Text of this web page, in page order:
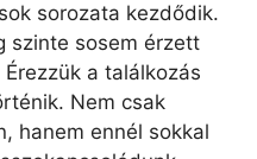
sorozata kezdődik.
szinte sosem érzett
a találkozás
Nem csak
hanem ennél sokkal